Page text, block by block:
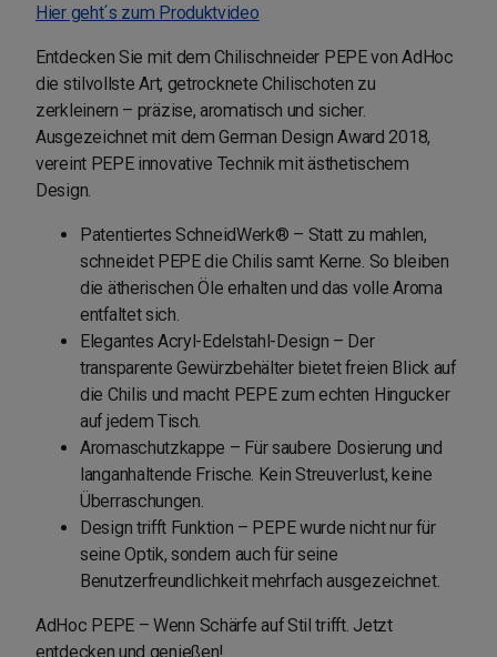
Hier geht´s zum Produktvideo
Entdecken Sie mit dem Chilischneider PEPE von AdHoc
die stilvollste Art, getrocknete Chilischoten zu
zerkleinern – präzise, aromatisch und sicher.
Ausgezeichnet mit dem German Design Award 2018,
vereint PEPE innovative Technik mit ästhetischem
Design.
Patentiertes SchneidWerk® – Statt zu mahlen,
schneidet PEPE die Chilis samt Kerne. So bleiben
die ätherischen Öle erhalten und das volle Aroma
entfaltet sich.
Elegantes Acryl-Edelstahl-Design – Der
transparente Gewürzbehälter bietet freien Blick auf
die Chilis und macht PEPE zum echten Hingucker
auf jedem Tisch.
Aromaschutzkappe – Für saubere Dosierung und
langanhaltende Frische. Kein Streuverlust, keine
Überraschungen.
Design trifft Funktion – PEPE wurde nicht nur für
seine Optik, sondern auch für seine
Benutzerfreundlichkeit mehrfach ausgezeichnet.
AdHoc PEPE – Wenn Schärfe auf Stil trifft. Jetzt
entdecken und genießen!